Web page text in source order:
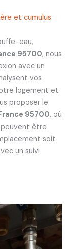
et cumulus
eau,
95700, nous
avec un
vos
logement et
proposer le
95700, où
peuvent être
soit
un suivi